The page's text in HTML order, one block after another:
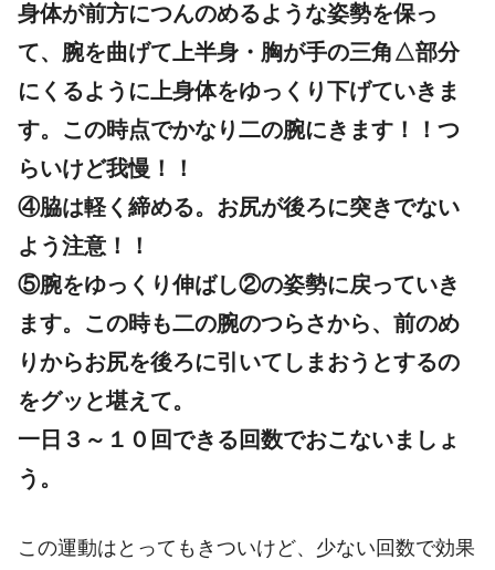
身体が前方につんのめるような姿勢を保っ
て、 腕を曲げて上半身・胸が手の三角△部分
にくるように上身体をゆっくり下げていきま
す。 この時点でかなり二の腕にきます！！ つ
らいけど我慢！！
④脇は軽く締める。お尻が後ろに突きでない
よう注意！！
⑤腕をゆっくり伸ばし②の姿勢に戻っていき
ます。 この時も二の腕のつらさから、前のめ
りからお尻を後ろに引いてしまおうとするの
をグッと堪えて。
一日３～１０回できる回数でおこないましょ
う。
この運動はとってもきついけど、少ない回数で効果